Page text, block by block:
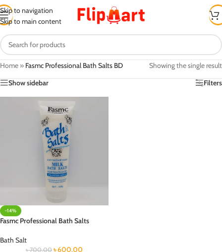
Skip to navigation
Skip to main content
Home » Fasmc Professional Bath Salts BD
Showing the single result
Show sidebar
Filters
-14%
Fasmc Professional Bath Salts
Bath Salt
৳700.00 ৳600.00